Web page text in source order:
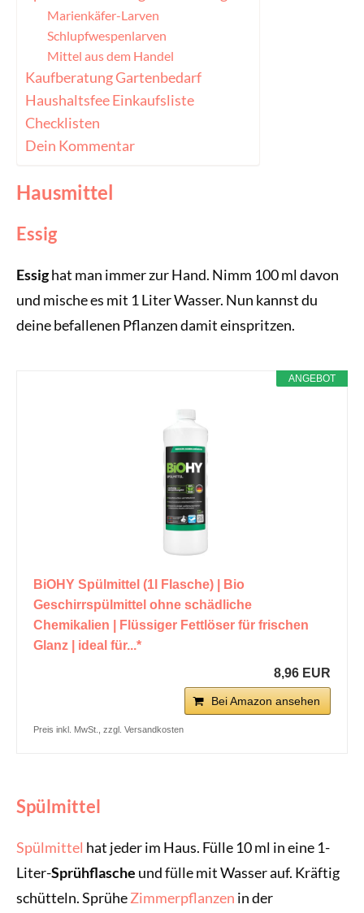
Marienkäfer-Larven
Schlupfwespenlarven
Mittel aus dem Handel
Kaufberatung Gartenbedarf
Haushaltsfee Einkaufsliste
Checklisten
Dein Kommentar
Hausmittel
Essig
Essighat man immer zur Hand. Nimm 100 ml davon
und mische es mit 1 Liter Wasser. Nun kannst du
deine befallenen Pflanzen damit einspritzen.
ANGEBOT
BiOHY Spülmittel (1l Flasche) | Bio
Geschirrspülmittel ohne schädliche
Chemikalien | Flüssiger Fettlöser für frischen
Glanz | ideal für...*
8,96 EUR
Bei Amazon ansehen
Preis inkl. MwSt., zzgl. Versandkosten
Spülmittel
Spülmittel hat jeder im Haus. Fülle 10 ml in eine 1-
Liter-Sprühflasche und fülle mit Wasser auf. Kräftig
schütteln. SprüheZimmerpflanzen in der